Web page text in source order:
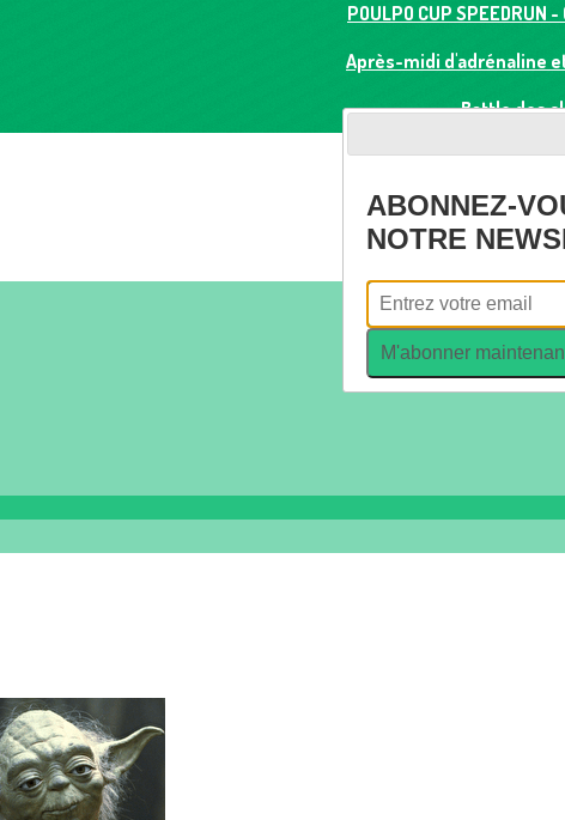
POULPO CUP SPEEDRUN
Après-midi d'adrénaline
Battle des
ABONNEZ-
NOTRE
M'abonner